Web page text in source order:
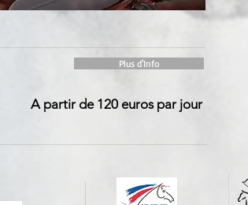
Plus d'Info
A partir de 120 euros par jour